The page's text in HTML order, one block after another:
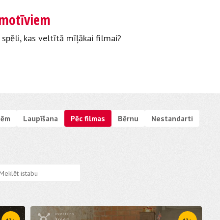
kas veltītā mīļākai filmai?
Laupīšana Pēc filmas Bērnu Nestandarti
Kvests no